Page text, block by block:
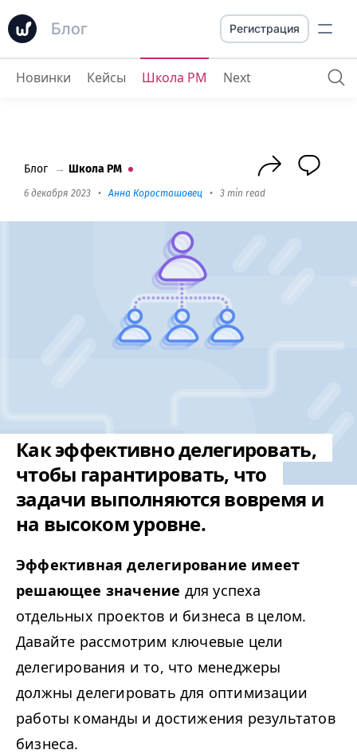
Блог
Как эффективно делегировать, чтобы гарантировать, что задачи выполняются вовремя и на высоком уровне.
Регистрация
Новинки Кейсы Школа PM Next
Блог → Школа PM
6 декабря 2023 •Анна Коросташовец • 3 min read
Как эффективно делегировать,
чтобы гарантировать, что
задачи выполняются вовремя и
на высоком уровне.
Эффективная делегирование имеет
решающее значение для успеха
отдельных проектов и бизнеса в целом.
Давайте рассмотрим ключевые цели
делегирования и то, что менеджеры
должны делегировать для оптимизации
работы команды и достижения результатов
бизнеса.